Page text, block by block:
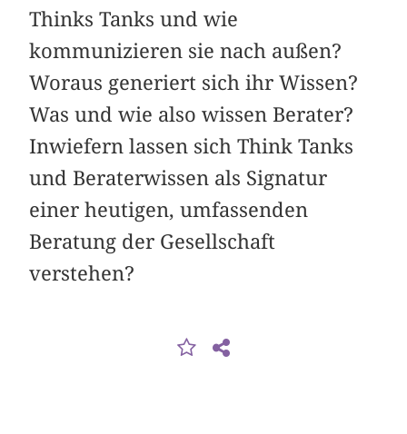
Thinks Tanks und wie
kommunizieren sie nach außen?
Woraus generiert sich ihr Wissen?
Was und wie also wissen Berater?
Inwiefern lassen sich Think Tanks
und Beraterwissen als Signatur
einer heutigen, umfassenden
Beratung der Gesellschaft
verstehen?